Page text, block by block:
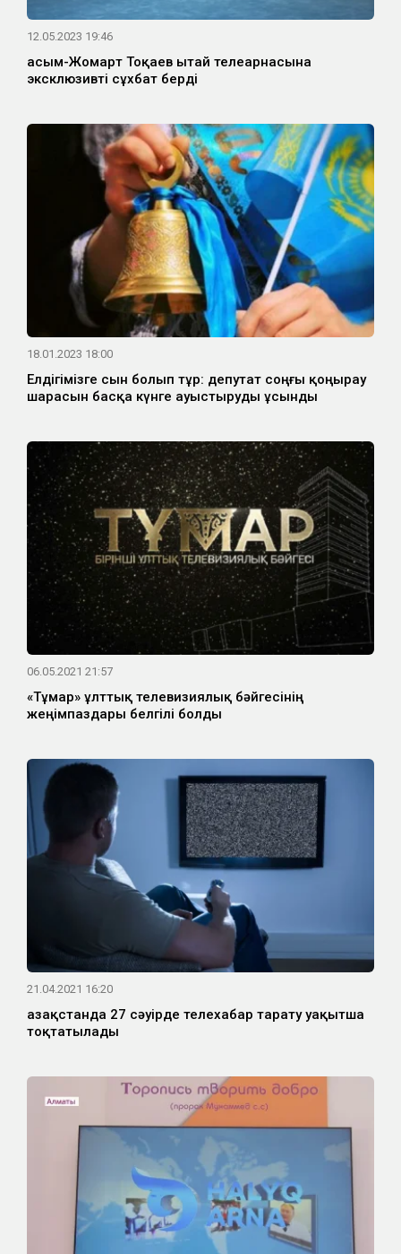
12.05.2023 19:46
Қасым-Жомарт Тоқаев Қытай телеарнасына
эксклюзивті сұхбат берді
18.01.2023 18:00
Елдігімізге сын болып тұр: депутат соңғы қоңырау
шарасын басқа күнге ауыстыруды ұсынды
06.05.2021 21:57
«Тұмар» ұлттық телевизиялық бәйгесінің
жеңімпаздары белгілі болды
21.04.2021 16:20
Қазақстанда 27 сәуірде телехабар тарату уақытша
тоқтатылады